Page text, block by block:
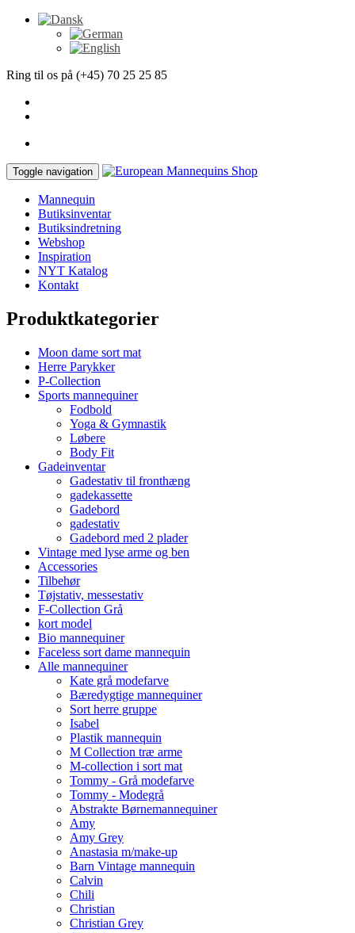
Ring til os på (+45) 70 25 25 85
Toggle navigation
Mannequin
Butiksinventar
Butiksindretning
Webshop
Inspiration
NYT Katalog
Kontakt
Produktkategorier
Moon dame sort mat
Herre Parykker
P-Collection
Sports mannequiner
Fodbold
Yoga & Gymnastik
Løbere
Body Fit
Gadeinventar
Gadestativ til fronthæng
gadekassette
Gadebord
gadestativ
Gadebord med 2 plader
Vintage med lyse arme og ben
Accessories
Tilbehør
Tøjstativ, messestativ
F-Collection Grå
kort model
Bio mannequiner
Faceless sort dame mannequin
Alle mannequiner
Kate grå modefarve
Bæredygtige mannequiner
Sort herre gruppe
Isabel
Plastik mannequin
M Collection træ arme
M-collection i sort mat
Tommy - Grå modefarve
Tommy - Modegrå
Abstrakte Børnemannequiner
Amy
Amy Grey
Anastasia m/make-up
Barn Vintage mannequin
Calvin
Chili
Christian
Christian Grey